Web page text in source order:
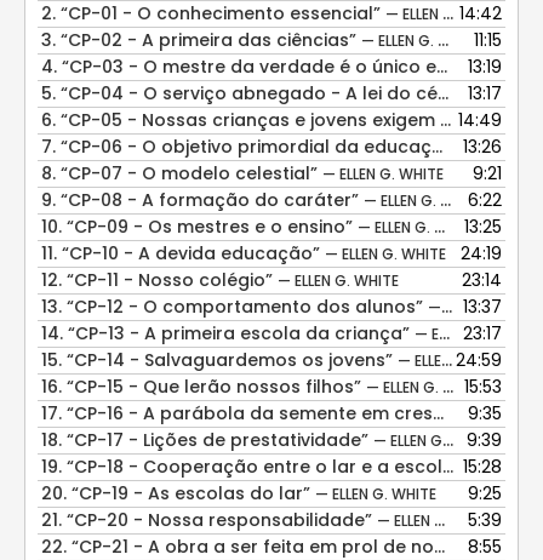
2. “CP-01 - O conhecimento essencial” — ELLEN G. WHITE
14:42
3. “CP-02 - A primeira das ciências” — ELLEN G. WHITE
11:15
4. “CP-03 - O mestre da verdade é o único educador seguro”
13:19
5. “CP-04 - O serviço abnegado - A lei do céu” — ELLEN G.
13:17
6. “CP-05 - Nossas crianças e jovens exigem o nosso cuidado”
14:49
7. “CP-06 - O objetivo primordial da educação” — ELLEN
13:26
8. “CP-07 - O modelo celestial” — ELLEN G. WHITE
9:21
9. “CP-08 - A formação do caráter” — ELLEN G. WHITE
6:22
10. “CP-09 - Os mestres e o ensino” — ELLEN G. WHITE
13:25
11. “CP-10 - A devida educação” — ELLEN G. WHITE
24:19
12. “CP-11 - Nosso colégio” — ELLEN G. WHITE
23:14
13. “CP-12 - O comportamento dos alunos” — ELLEN G. WHITE
13:37
14. “CP-13 - A primeira escola da criança” — ELLEN G. WHITE
23:17
15. “CP-14 - Salvaguardemos os jovens” — ELLEN G. WHITE
24:59
16. “CP-15 - Que lerão nossos filhos” — ELLEN G. WHITE
15:53
17. “CP-16 - A parábola da semente em crescimento”
9:35
18. “CP-17 - Lições de prestatividade” — ELLEN G. WHITE
9:39
19. “CP-18 - Cooperação entre o lar e a escola” — ELLEN
15:28
20. “CP-19 - As escolas do lar” — ELLEN G. WHITE
9:25
21. “CP-20 - Nossa responsabilidade” — ELLEN G. WHITE
5:39
22. “CP-21 - A obra a ser feita em prol de nossos filhos”
8:55